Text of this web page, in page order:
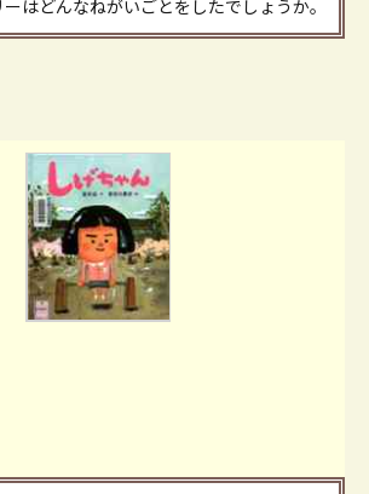
はどんなねがいごとをしたでしょうか。